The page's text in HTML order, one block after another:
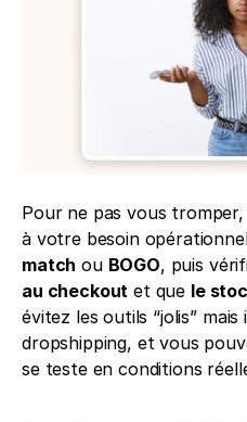
Pour ne pas vous
à votre besoin
match ou BOGO, puis
au checkout et que le
évitez les outils “jolis” mais
dropshipping, et vous
se teste en conditions